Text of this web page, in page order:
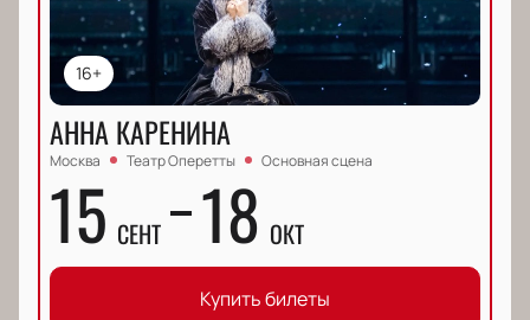
16+
АННА КАРЕНИНА
Москва Театр Оперетты Основная сцена
15 СЕНТ 18 ОКТ
Купить билеты